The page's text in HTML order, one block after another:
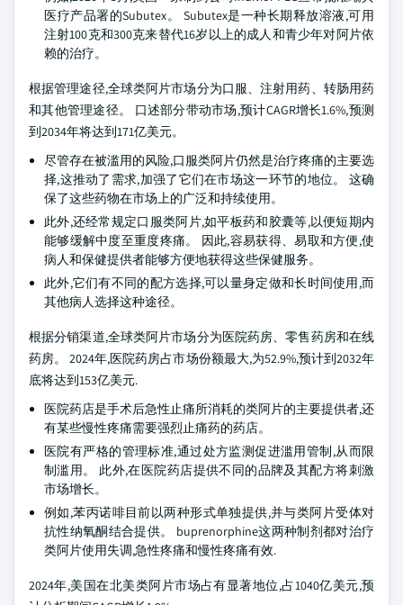
医疗产品署的Subutex。 Subutex是一种长期释放溶液,可用
注射100克和300克来替代16岁以上的成人和青少年对阿片依
赖的治疗。
根据管理途径,全球类阿片市场分为口服、注射用药、转肠用药
和其他管理途径。 口述部分带动市场,预计CAGR增长1.6%,预测
到2034年将达到171亿美元。
尽管存在被滥用的风险,口服类阿片仍然是治疗疼痛的主要选
择,这推动了需求,加强了它们在市场这一环节的地位。 这确
保了这些药物在市场上的广泛和持续使用。
此外,还经常规定口服类阿片,如平板药和胶囊等,以便短期内
能够缓解中度至重度疼痛。 因此,容易获得、易取和方便,使
病人和保健提供者能够方便地获得这些保健服务。
此外,它们有不同的配方选择,可以量身定做和长时间使用,而
其他病人选择这种途径。
根据分销渠道,全球类阿片市场分为医院药房、零售药房和在线
药房。 2024年,医院药房占市场份额最大,为52.9%,预计到2032年
底将达到153亿美元.
医院药店是手术后急性止痛所消耗的类阿片的主要提供者,还
有某些慢性疼痛需要强烈止痛药的药店。
医院有严格的管理标准,通过处方监测促进滥用管制,从而限
制滥用。 此外,在医院药店提供不同的品牌及其配方将刺激
市场增长。
例如,苯丙诺啡目前以两种形式单独提供,并与类阿片受体对
抗性纳氧酮结合提供。 buprenorphine这两种制剂都对治疗
类阿片使用失调,急性疼痛和慢性疼痛有效.
2024年,美国在北美类阿片市场占有显著地位,占1040亿美元,预